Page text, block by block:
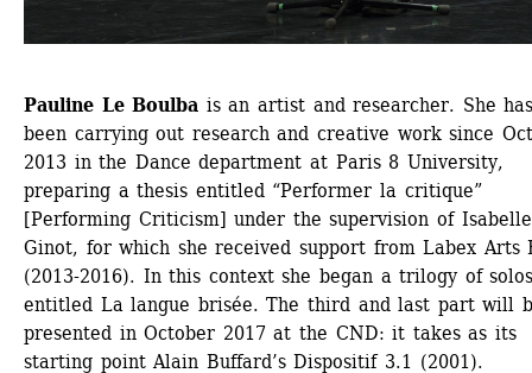
Pauline Le Boulba is an artist and researcher. She
been carrying out research and creative work since
2013 in the Dance department at Paris 8 University,
preparing a thesis entitled “Performer la critique”
[Performing Criticism] under the supervision of Isabelle
Ginot, for which she received support from Labex Arts
(2013-2016). In this context she began a trilogy of
entitled La langue brisée. The third and last part will
presented in October 2017 at the CND: it takes as its
starting point Alain Buffard’s Dispositif 3.1 (2001).